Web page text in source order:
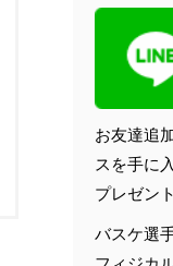
お友達追
スを手に
プレゼン
バスケ選